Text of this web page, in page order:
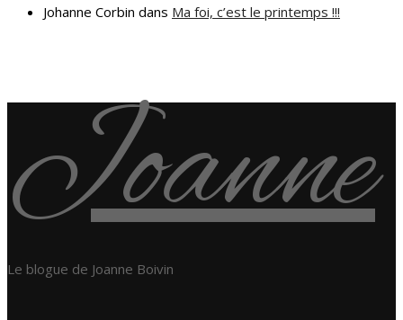
Johanne Corbin dans Ma foi, c’est le printemps !!!
Joanne
Le blogue de Joanne Boivin